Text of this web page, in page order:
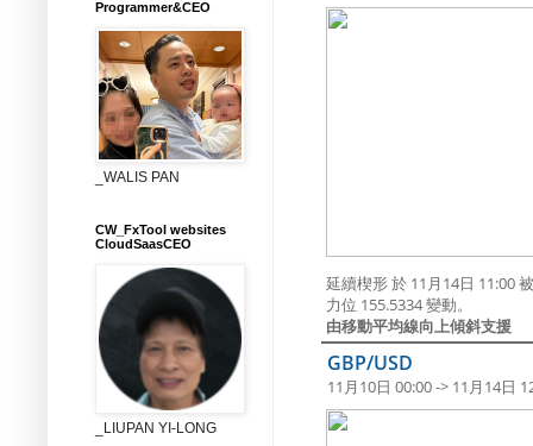
延續楔形 於 11月14日 11:00
力位 155.5334 變動。
由移動平均線向上傾斜支援
GBP/USD
11月10日 00:00 -> 11月14日
Programmer&CEO
_WALIS PAN
CW_FxTool websites
CloudSaasCEO
_LIUPAN YI-LONG